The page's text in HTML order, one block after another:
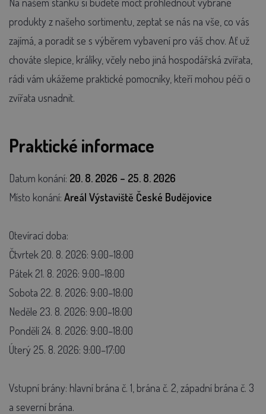
produkty z našeho sortimentu, zeptat se nás na vše, co vás
zajímá, a poradit se s výběrem vybavení pro váš chov. Ať už
chováte slepice, králíky, včely nebo jiná hospodářská zvířata,
rádi vám ukážeme praktické pomocníky, kteří mohou péči o
zvířata usnadnit.
Praktické informace
Datum konání: 20. 8. 2026 – 25. 8. 2026
Místo konání: Areál Výstaviště České Budějovice
Otevírací doba:
Čtvrtek 20. 8. 2026: 9:00–18:00
Pátek 21. 8. 2026: 9:00–18:00
Sobota 22. 8. 2026: 9:00–18:00
Neděle 23. 8. 2026: 9:00–18:00
Pondělí 24. 8. 2026: 9:00–18:00
Úterý 25. 8. 2026: 9:00–17:00
Vstupní brány: hlavní brána č. 1, brána č. 2, západní brána č. 3
a severní brána.